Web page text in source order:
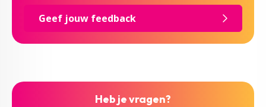
Geef jouw feedback
Heb je vragen?